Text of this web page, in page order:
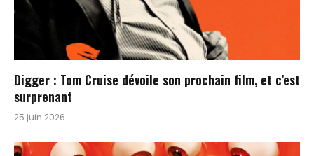
Digger : Tom Cruise dévoile son prochain film, et c’est
surprenant
25 juin 2026